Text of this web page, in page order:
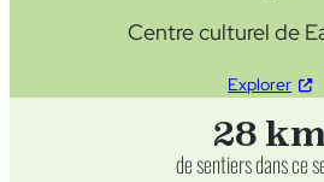
Centre culturel de
Explorer
28
de sentiers dans ce